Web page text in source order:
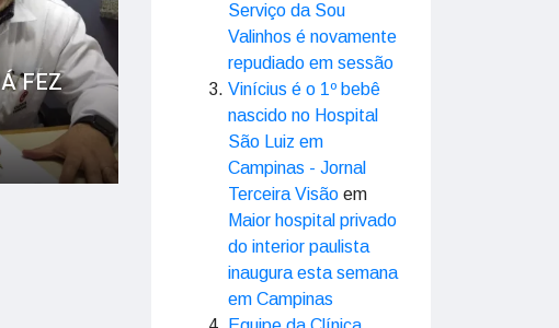
FEZ
Serviço da Sou
Valinhos é novamente
repudiado em sessão
Vinícius é o 1º bebê
nascido no Hospital
São Luiz em
Campinas - Jornal
Terceira Visão em
Maior hospital privado
do interior paulista
inaugura esta semana
em Campinas